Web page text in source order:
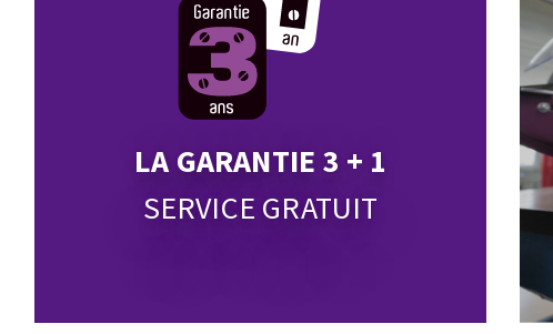
DISQUES ABRASIFS
Disques abrasifs agglomérés
Disques à lamelles
Roues à lamelles
LA GARANTIE 3 + 1
SERVICE GRATUIT